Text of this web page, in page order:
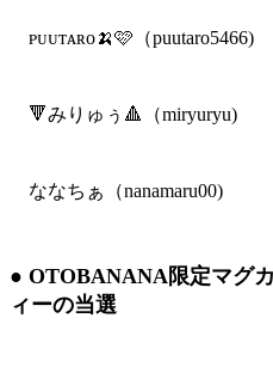
ᴘᴜᴜᴛᴀʀᴏ🍌🩷（puutaro5466)
🔻みりゅぅ🔺（miryuryu)
ななちぁ（nanamaru00)
● OTOBANANA限定マグ
ィーの当選